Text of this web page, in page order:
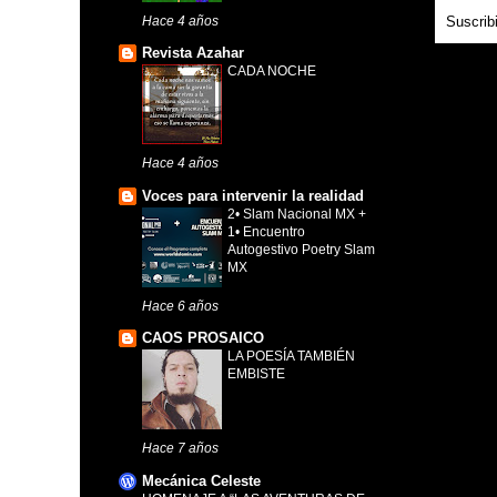
Hace 4 años
Revista Azahar
CADA NOCHE
Hace 4 años
Voces para intervenir la realidad
2• Slam Nacional MX +
1• Encuentro
Autogestivo Poetry Slam
MX
Hace 6 años
CAOS PROSAICO
LA POESÍA TAMBIÉN
EMBISTE
Hace 7 años
Mecánica Celeste